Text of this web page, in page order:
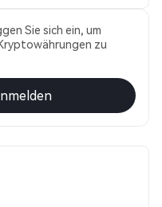
Sie sich ein, um
zu